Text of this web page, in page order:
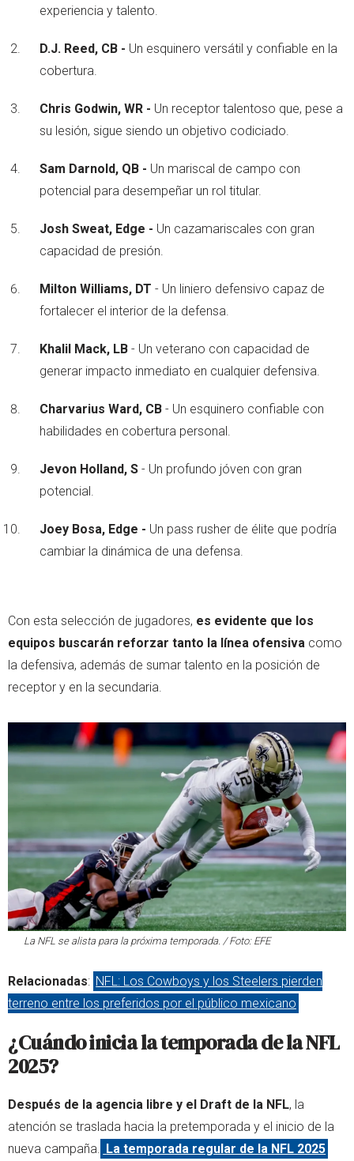
experiencia y talento.
D.J. Reed, CB - Un esquinero versátil y confiable en la
cobertura.
Chris Godwin, WR - Un receptor talentoso que, pese a
su lesión, sigue siendo un objetivo codiciado.
Sam Darnold, QB - Un mariscal de campo con
potencial para desempeñar un rol titular.
Josh Sweat, Edge - Un cazamariscales con gran
capacidad de presión.
Milton Williams, DT - Un liniero defensivo capaz de
fortalecer el interior de la defensa.
Khalil Mack, LB - Un veterano con capacidad de
generar impacto inmediato en cualquier defensiva.
Charvarius Ward, CB - Un esquinero confiable con
habilidades en cobertura personal.
Jevon Holland, S - Un profundo jóven con gran
potencial.
Joey Bosa, Edge - Un pass rusher de élite que podría
cambiar la dinámica de una defensa.
Con esta selección de jugadores, es evidente que los
equipos buscarán reforzar tanto la línea ofensiva como
la defensiva, además de sumar talento en la posición de
receptor y en la secundaria.
La NFL se alista para la próxima temporada. / Foto: EFE
Relacionadas: NFL: Los Cowboys y los Steelers pierden
terreno entre los preferidos por el público mexicano
¿Cuándo inicia la temporada de la NFL
2025?
Después de la agencia libre y el Draft de la NFL, la
atención se traslada hacia la pretemporada y el inicio de la
nueva campaña.
La temporada regular de la NFL 2025